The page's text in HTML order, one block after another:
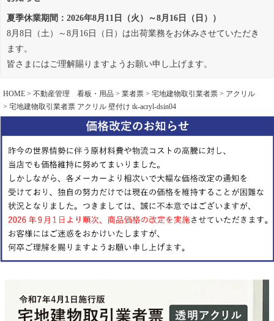
夏季休業期間：2026年8月11日（火）～8月16日（日））
8月8日（土）～8月16日（日）は出荷業務をお休みさせていただき
ます。
皆さまにはご理解賜りますようお願い申し上げます。
HOME 不動産管理 看板・用品 業者票 宅地建物取引業者票
アクリル
宅地建物取引業者票 アクリル 壁付け tk-acryl-dsin04